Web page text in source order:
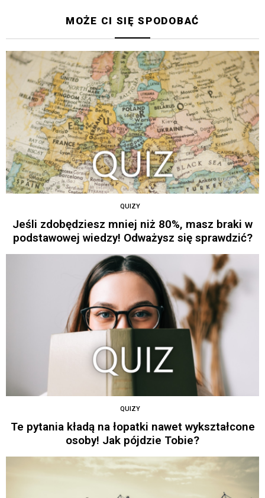
MOŻE CI SIĘ SPODOBAĆ
QUIZY
Jeśli zdobędziesz mniej niż 80%, masz braki w
podstawowej wiedzy! Odważysz się sprawdzić?
QUIZY
Te pytania kładą na łopatki nawet wykształcone
osoby! Jak pójdzie Tobie?